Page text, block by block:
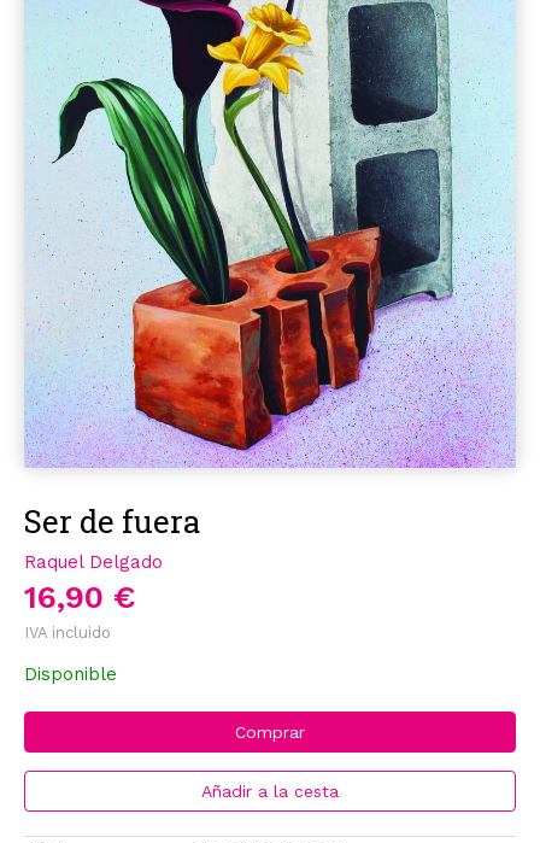
Ser de fuera
Raquel Delgado
16,90 €
IVA incluido
Disponible
Comprar
Añadir a la cesta